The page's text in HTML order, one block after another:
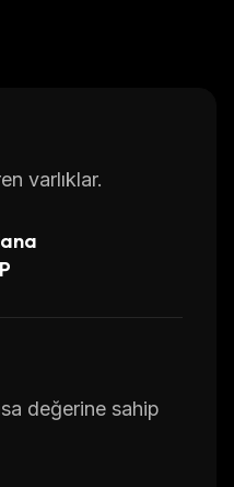
varlıklar.
değerine sahip